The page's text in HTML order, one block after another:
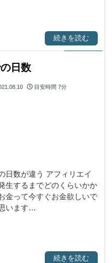
続きを読む
日数
目安時間 7分
日数が違う アフィリエイ
生するまでどのくらいかか
金って今すぐお金欲しいで
います…
続きを読む